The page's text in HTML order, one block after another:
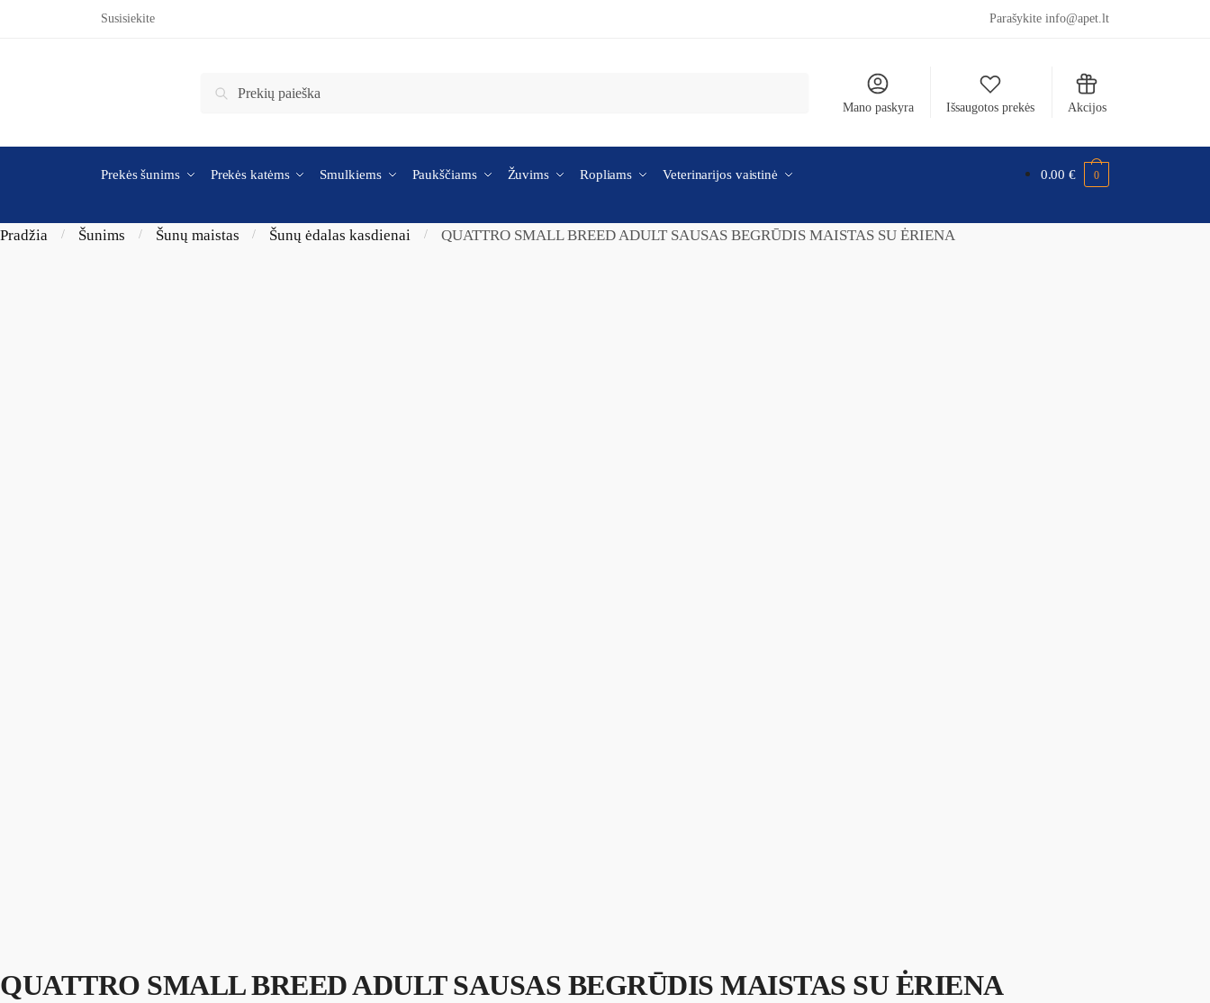
Skip to navigationSusisiekite Parašykite info@apet.lt
Ieškoti:
Ieškoti
Mano paskyra Išsaugotos prekės Akcijos
Prekės šunims Prekės katėms Smulkiems Paukščiams Žuvims Ropliams Veterinarijos vaistinė 0.00€ 0
Pradžia / Šunims / Šunų maistas / Šunų ėdalas kasdienai / QUATTRO SMALL BREED ADULT SAUSAS BEGRŪDIS MAISTAS SU ĖRIENA
QUATTRO SMALL BREED ADULT SAUSAS BEGRŪDIS MAISTAS SU ĖRIENA